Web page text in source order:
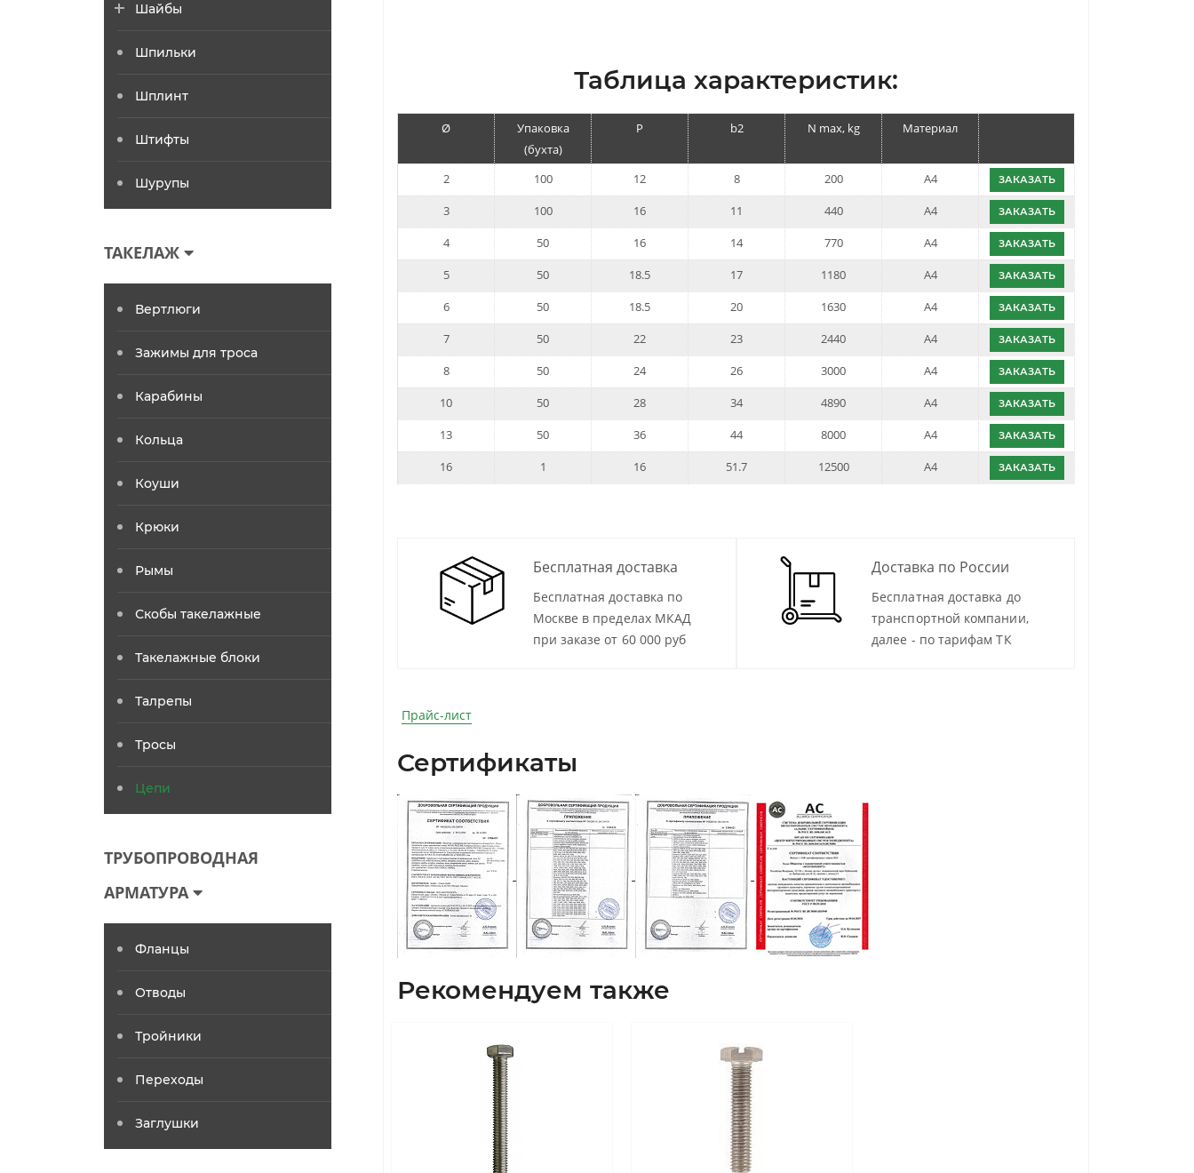
Таблица характеристик:
Ø
Упаковка
(бухта)
P b2 N max, kg Материал
2 100 12 8 200 A4 ЗАКАЗАТЬ
3 100 16 11 440 A4 ЗАКАЗАТЬ
4 50 16 14 770 A4 ЗАКАЗАТЬ
5 50 18.5 17 1180 A4 ЗАКАЗАТЬ
6 50 18.5 20 1630 A4 ЗАКАЗАТЬ
7 50 22 23 2440 A4 ЗАКАЗАТЬ
8 50 24 26 3000 A4 ЗАКАЗАТЬ
10 50 28 34 4890 A4 ЗАКАЗАТЬ
13 50 36 44 8000 A4 ЗАКАЗАТЬ
16 1 16 51.7 12500 A4 ЗАКАЗАТЬ
Бесплатная доставка
Бесплатная доставка по
Москве в пределах МКАД
при заказе от 60 000 руб
Доставка по России
Бесплатная доставка до
транспортной компании,
далее - по тарифам ТК
Прайс-лист
Сертификаты
Рекомендуем также
Шайбы
Шпильки
Шплинт
Штифты
Шурупы
ТАКЕЛАЖ
Вертлюги
Зажимы для троса
Карабины
Кольца
Коуши
Крюки
Рымы
Скобы такелажные
Такелажные блоки
Талрепы
Тросы
Цепи
ТРУБОПРОВОДНАЯ
АРМАТУРА
Фланцы
Отводы
Тройники
Переходы
Заглушки